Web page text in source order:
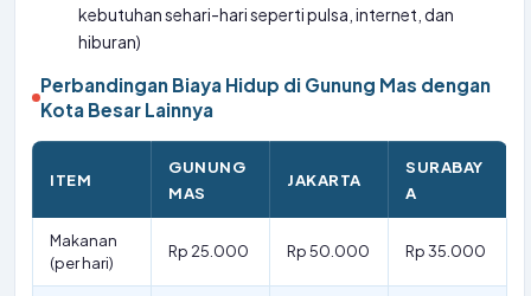
kebutuhan sehari-hari seperti pulsa, internet, dan
hiburan)
Perbandingan Biaya Hidup di Gunung Mas dengan
Kota Besar Lainnya
ITEM
GUNUNG
MAS
JAKARTA
SURABAY
A
Makanan
(per hari)
Rp 25.000 Rp 50.000 Rp 35.000